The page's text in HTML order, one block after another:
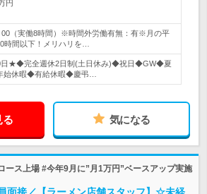
円
（実働8時間）※時間外労働有無：有※月の平
時間以下！メリハリを…
日★◆完全週休2日制(土日休み)◆祝日◆GW◆夏
始休暇◆有給休暇◆慶弔…
る 気になる
ース上場 #今年9月に”月1万円”ベースアップ実施